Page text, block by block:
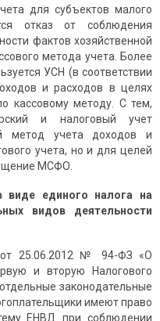
для субъектов малого
отказ от соблюдения
фактов хозяйственной
метода учета. Более
УСН (в соответствии
и расходов в целях
кассовому методу. С тем,
и налоговый учет
метод учета доходов и
учета, но и для целей
МСФО.
виде единого налога на
видов деятельности
от 25.06.2012 № 94-ФЗ «О
и вторую Налогового
законодательные
имеют право
ЕНВД при соблюдении